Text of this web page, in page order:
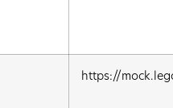
https://